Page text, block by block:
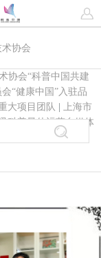
协会
协会“科普中国共建
“健康中国”入驻品
大项目团队
上海市
科普最佳运营自媒体